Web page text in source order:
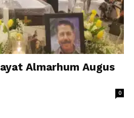
Almarhum Augus
0